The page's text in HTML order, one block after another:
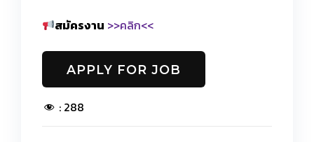
สมัครงาน >>คลิก<<
: 288